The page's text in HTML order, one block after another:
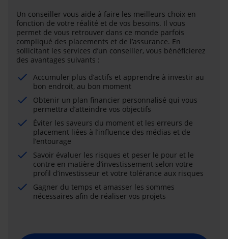
Un conseiller vous aide à faire les meilleurs choix en
fonction de votre réalité et de vos besoins. Il vous
permet de vous retrouver dans ce monde parfois
compliqué des placements et de l’assurance. En
sollicitant les services d’un conseiller, vous bénéficierez
des avantages suivants :
Accumuler plus d’actifs et apprendre à investir au
bon endroit, au bon moment
Obtenir un plan financier personnalisé qui vous
permettra d’atteindre vos objectifs
Éviter les saveurs du moment et les erreurs de
placement liées à l’influence des médias et de
l’entourage
Savoir évaluer les risques et peser le pour et le
contre en matière d’investissement selon votre
profil d’investisseur et votre tolérance aux risques
Gagner du temps et amasser les sommes
nécessaires afin de réaliser vos projets